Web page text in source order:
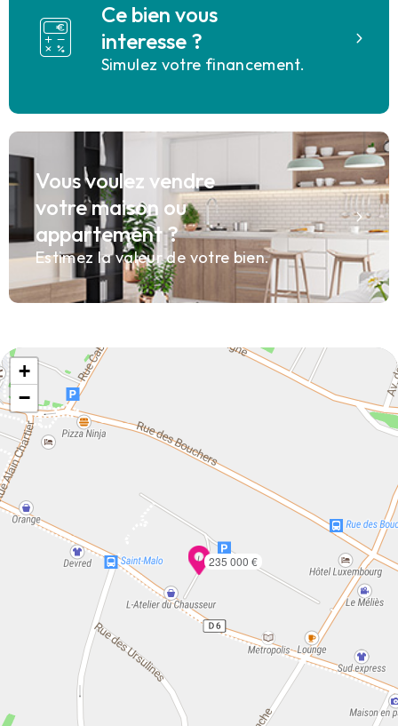
Ce bien vous
interesse ?
Simulez votre financement.
Vous voulez vendre
votre maison ou
appartement ?
Estimez la valeur de votre bien.
235 000 €
+
−